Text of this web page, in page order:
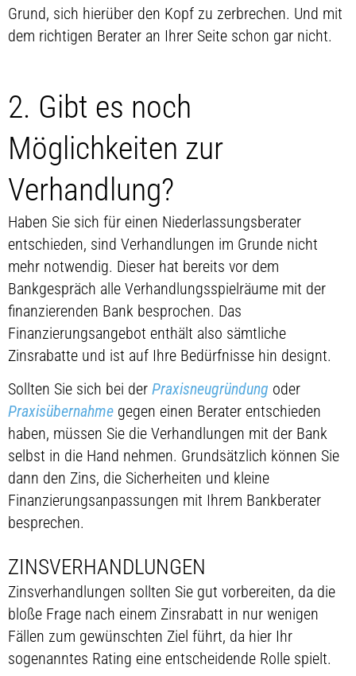
Grund, sich hierüber den Kopf zu zerbrechen. Und mit
dem richtigen Berater an Ihrer Seite schon gar nicht.
2. Gibt es noch
Möglichkeiten zur
Verhandlung?
Haben Sie sich für einen Niederlassungsberater
entschieden, sind Verhandlungen im Grunde nicht
mehr notwendig. Dieser hat bereits vor dem
Bankgespräch alle Verhandlungsspielräume mit der
finanzierenden Bank besprochen. Das
Finanzierungsangebot enthält also sämtliche
Zinsrabatte und ist auf Ihre Bedürfnisse hin designt.
Sollten Sie sich bei der Praxisneugründung oder
Praxisübernahme gegen einen Berater entschieden
haben, müssen Sie die Verhandlungen mit der Bank
selbst in die Hand nehmen. Grundsätzlich können Sie
dann den Zins, die Sicherheiten und kleine
Finanzierungsanpassungen mit Ihrem Bankberater
besprechen.
ZINSVERHANDLUNGEN
Zinsverhandlungen sollten Sie gut vorbereiten, da die
bloße Frage nach einem Zinsrabatt in nur wenigen
Fällen zum gewünschten Ziel führt, da hier Ihr
sogenanntes Rating eine entscheidende Rolle spielt.